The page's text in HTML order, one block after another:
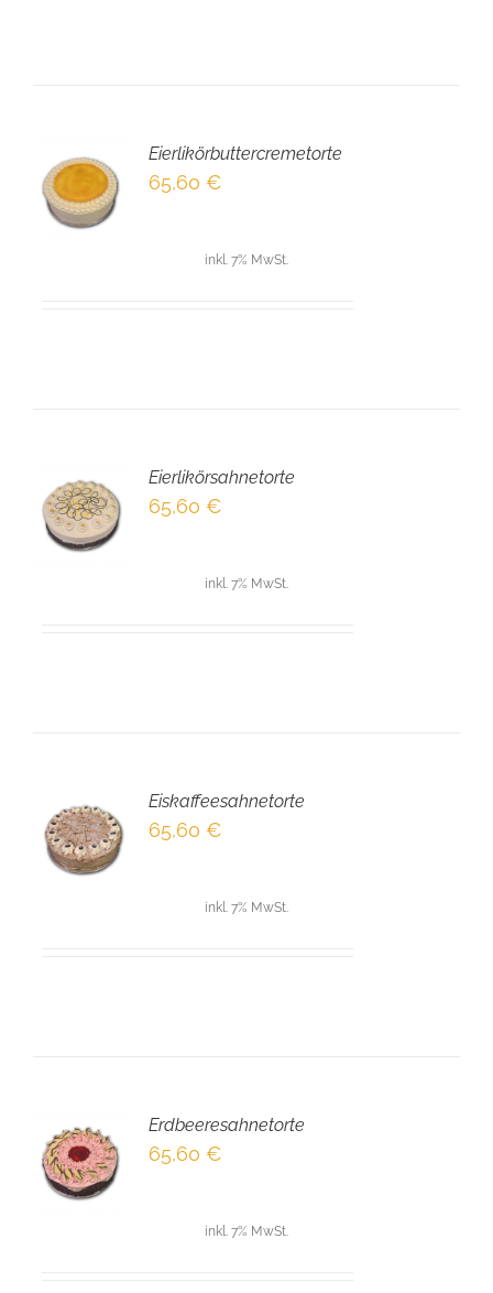
Eierlikörbuttercremetorte
65,60 €
inkl. 7% MwSt.
Eierlikörsahnetorte
65,60 €
inkl. 7% MwSt.
Eiskaffeesahnetorte
65,60 €
inkl. 7% MwSt.
Erdbeeresahnetorte
65,60 €
inkl. 7% MwSt.